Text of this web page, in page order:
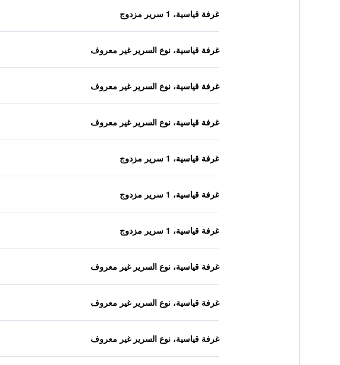
غرفة قياسية، 1 سرير مزدوج
غرفة قياسية، نوع السرير غير معروف
غرفة قياسية، نوع السرير غير معروف
غرفة قياسية، نوع السرير غير معروف
غرفة قياسية، 1 سرير مزدوج
غرفة قياسية، 1 سرير مزدوج
غرفة قياسية، 1 سرير مزدوج
غرفة قياسية، نوع السرير غير معروف
غرفة قياسية، نوع السرير غير معروف
غرفة قياسية، نوع السرير غير معروف